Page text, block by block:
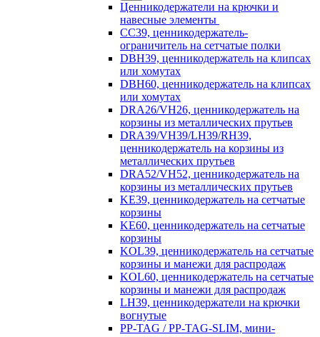
Ценникодержатели на крючки и
навесные элементы
CC39, ценникодержатель-
ограничитель на сетчатые полки
DBH39, ценникодержатель на клипсах
или хомутах
DBH60, ценникодержатель на клипсах
или хомутах
DRA26/VH26, ценникодержатель на
корзины из металлических прутьев
DRA39/VH39/LH39/RH39,
ценникодержатель на корзины из
металлических прутьев
DRA52/VH52, ценникодержатель на
корзины из металлических прутьев
KE39, ценникодержатель на сетчатые
корзины
KE60, ценникодержатель на сетчатые
корзины
KOL39, ценникодержатель на сетчатые
корзины и манежи для распродаж
KOL60, ценникодержатель на сетчатые
корзины и манежи для распродаж
LH39, ценникодержатели на крючки
вогнутые
PP-TAG / PP-TAG-SLIM, мини-